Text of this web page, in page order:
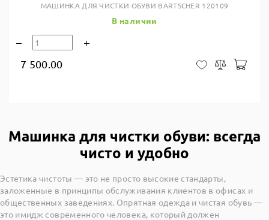
МАШИНКА ДЛЯ ЧИСТКИ ОБУВИ BARTSCHER 120109
В наличии
7 500.00 В закладки
Сравнить
Машинка для чистки обуви: всегда
чисто и удобно
Эстетика чистоты — это не просто высокие стандарты,
заложенные в принципы обслуживания клиентов в офисах и
общественных заведениях. Опрятная одежда и чистая обувь —
это имидж современного человека, который должен